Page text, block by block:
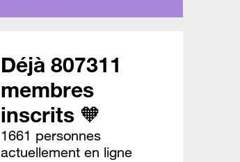
Déjà 807311
membres
inscrits 🧡
1661 personnes
actuellement en ligne